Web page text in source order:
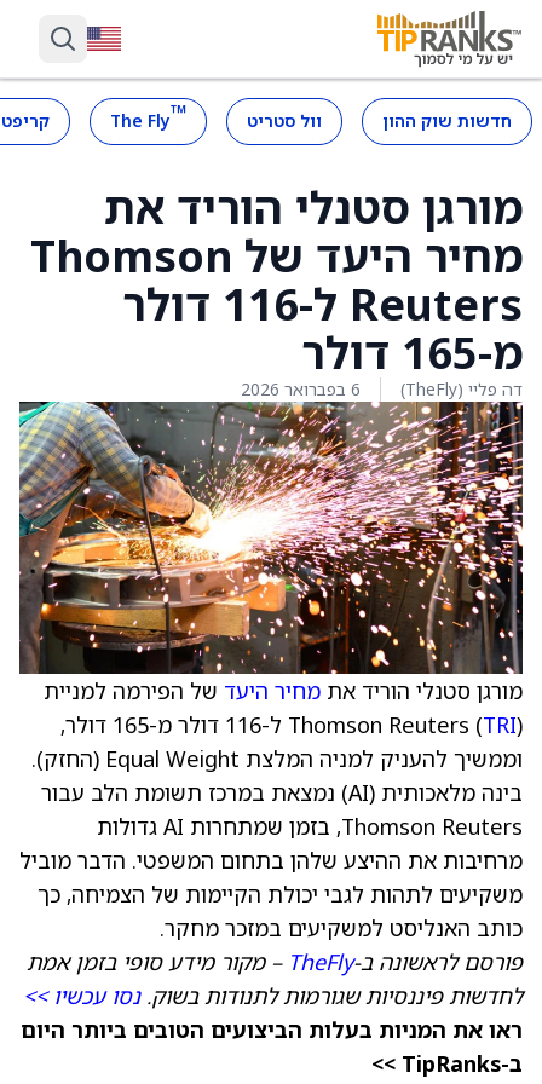
חדשות שוק ההון וול סטריט ™
The Fly
מורגן סטנלי הוריד את
מחיר היעד של Thomson
Reuters ל-116 דולר
מ-165 דולר
דה פליי (TheFly) 6 בפברואר 2026
מורגן סטנלי הוריד את מחיר היעד של הפירמה למניית
Thomson Reuters (TRI
) ל-116 דולר מ-165 דולר,
וממשיך להעניק למניה המלצת Equal Weight (החזק).
בינה מלאכותית (AI) נמצאת במרכז תשומת הלב עבור
Thomson Reuters, בזמן שמתחרות AI גדולות
מרחיבות את ההיצע שלהן בתחום המשפטי. הדבר מוביל
משקיעים לתהות לגבי יכולת הקיימות של הצמיחה, כך
כותב האנליסט למשקיעים במזכר מחקר.
פורסם לראשונה ב-TheFly – מקור מידע סופי בזמן אמת
לחדשות פיננסיות שגורמות לתנודות בשוק.נסו עכשיו >>
ראו את המניות בעלות הביצועים הטובים ביותר היום
ב-TipRanks >>